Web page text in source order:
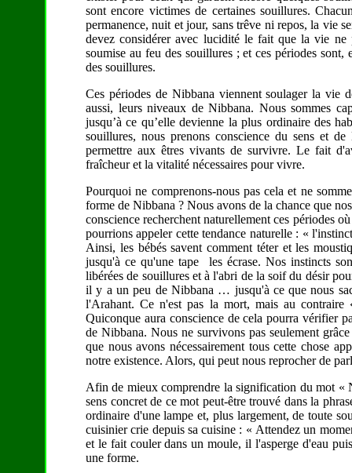
sont encore victimes de certaines souillures.
permanence, nuit et jour, sans trêve ni repos, la vie
devez considérer avec lucidité le fait que la vie ne
soumise au feu des souillures ; et ces périodes
des souillures.
Ces périodes de Nibbana viennent soulager la vie
aussi, leurs niveaux de Nibbana. Nous sommes
jusqu’à ce qu’elle devienne la plus ordinaire des
souillures, nous prenons conscience du sens et
permettre aux êtres vivants de survivre. Le fait
fraîcheur et la vitalité nécessaires pour vivre.
Pourquoi ne comprenons-nous pas cela et ne
forme de Nibbana ? Nous avons de la chance que
conscience recherchent naturellement ces périodes
pourrions appeler cette tendance naturelle : «
Ainsi, les bébés savent comment téter et les
jusqu'à ce qu'une tape les écrase. Nos instincts
libérées de souillures et à l'abri de la soif du désir
il y a un peu de Nibbana … jusqu'à ce que nous
l'Arahant. Ce n'est pas la mort, mais au
Quiconque aura conscience de cela pourra vérifier
de Nibbana. Nous ne survivons pas seulement
que nous avons nécessairement tous cette chose
notre existence. Alors, qui peut nous reprocher de
Afin de mieux comprendre la signification du mot «
sens concret de ce mot peut-être trouvé dans la
ordinaire d'une lampe et, plus largement, de toute
cuisinier crie depuis sa cuisine : « Attendez un
et le fait couler dans un moule, il l'asperge d'eau
une forme.